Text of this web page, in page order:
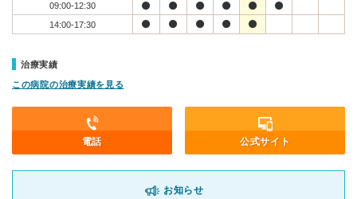
09:00-12:30
14:00-17:30
治療実績
この病院の治療実績を見る
電話 公式サイト
お知らせ